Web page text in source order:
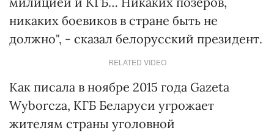
никаких боевиков в стране быть не
должно", - сказал белорусский президент.
RELATED VIDEO
Как писала в ноябре 2015 года Gazeta
Wyborcza, КГБ Беларуси угрожает
жителям страны уголовной